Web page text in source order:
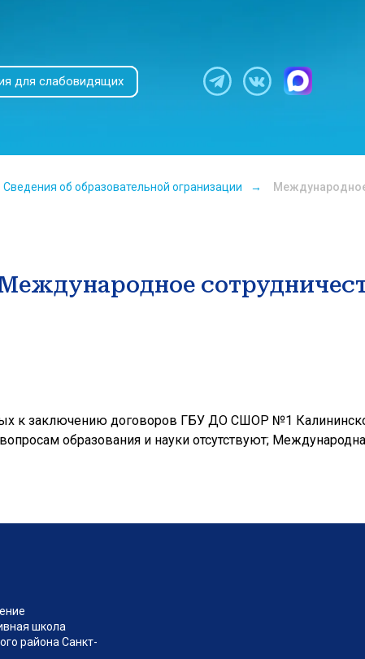
для слабовидящих
Сведения об образовательной огранизации →
к заключению договоров ГБУ ДО СШОР №1
образования и науки отсутствуют;
школа
района Санкт-